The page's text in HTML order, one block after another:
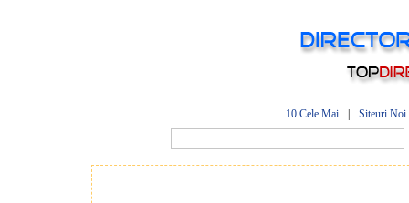
10 Cele Mai Siteuri Noi